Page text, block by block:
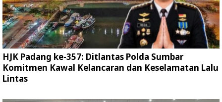
HJK Padang ke-357: Ditlantas Polda Sumbar
Komitmen Kawal Kelancaran dan Keselamatan Lalu
Lintas